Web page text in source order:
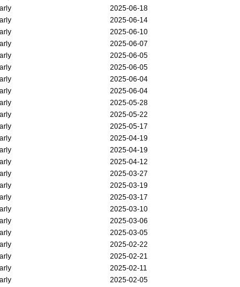
2025-06-18
2025-06-14
2025-06-10
2025-06-07
2025-06-05
2025-06-05
2025-06-04
2025-06-04
2025-05-28
2025-05-22
2025-05-17
2025-04-19
2025-04-19
2025-04-12
2025-03-27
2025-03-19
2025-03-17
2025-03-10
2025-03-06
2025-03-05
2025-02-22
2025-02-21
2025-02-11
2025-02-05